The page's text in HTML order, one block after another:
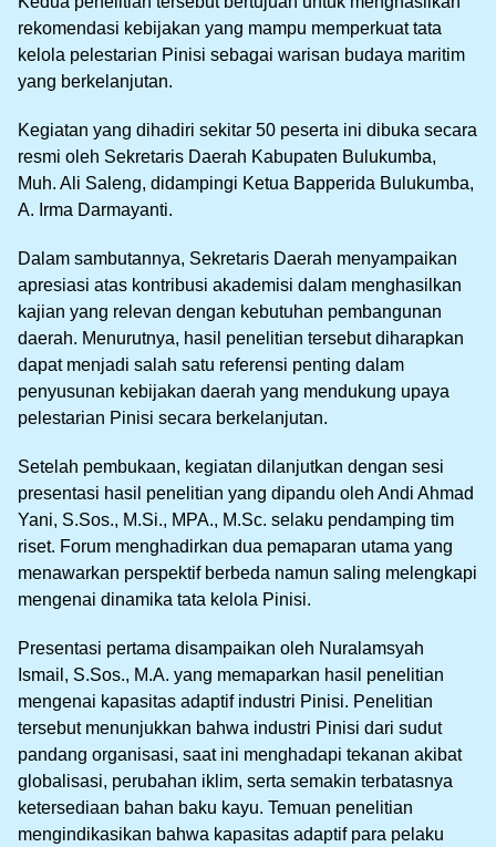
rekomendasi kebijakan yang mampu memperkuat tata
kelola pelestarian Pinisi sebagai warisan budaya maritim
yang berkelanjutan.
Kegiatan yang dihadiri sekitar 50 peserta ini dibuka secara
resmi oleh Sekretaris Daerah Kabupaten Bulukumba,
Muh. Ali Saleng, didampingi Ketua Bapperida Bulukumba,
A. Irma Darmayanti.
Dalam sambutannya, Sekretaris Daerah menyampaikan
apresiasi atas kontribusi akademisi dalam menghasilkan
kajian yang relevan dengan kebutuhan pembangunan
daerah. Menurutnya, hasil penelitian tersebut diharapkan
dapat menjadi salah satu referensi penting dalam
penyusunan kebijakan daerah yang mendukung upaya
pelestarian Pinisi secara berkelanjutan.
Setelah pembukaan, kegiatan dilanjutkan dengan sesi
presentasi hasil penelitian yang dipandu oleh Andi Ahmad
Yani, S.Sos., M.Si., MPA., M.Sc. selaku pendamping tim
riset. Forum menghadirkan dua pemaparan utama yang
menawarkan perspektif berbeda namun saling melengkapi
mengenai dinamika tata kelola Pinisi.
Presentasi pertama disampaikan oleh Nuralamsyah
Ismail, S.Sos., M.A. yang memaparkan hasil penelitian
mengenai kapasitas adaptif industri Pinisi. Penelitian
tersebut menunjukkan bahwa industri Pinisi dari sudut
pandang organisasi, saat ini menghadapi tekanan akibat
globalisasi, perubahan iklim, serta semakin terbatasnya
ketersediaan bahan baku kayu. Temuan penelitian
mengindikasikan bahwa kapasitas adaptif para pelaku